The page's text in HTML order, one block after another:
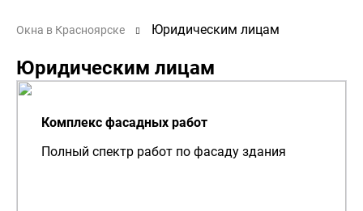
Окна в Красноярске Юридическим лицам
Юридическим лицам
Комплекс фасадных работ
Полный спектр работ по фасаду здания